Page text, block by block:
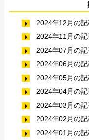
2024年12月の記
2024年11月の記
2024年07月の記
2024年06月の記
2024年05月の記
2024年04月の記
2024年03月の記
2024年02月の記
2024年01月の記